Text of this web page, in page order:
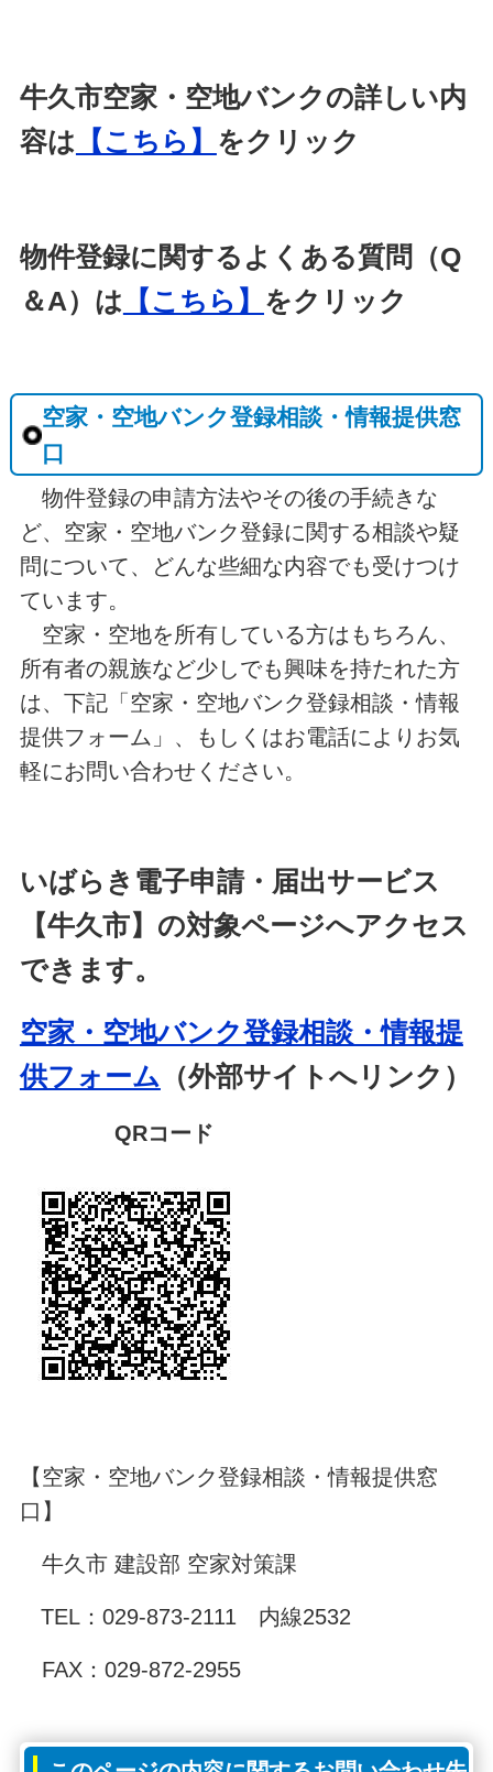
牛久市空家・空地バンクの詳しい内
容は 【こちら】 をクリック
物件登録に関するよくある質問（Q
＆A）は 【こちら】 をクリック
空家・空地バンク登録相談・情報提供窓
口
物件登録の申請方法やその後の手続きな
ど、空家・空地バンク登録に関する相談や疑
問について、どんな些細な内容でも受けつけ
ています。
空家・空地を所有している方はもちろん、
所有者の親族など少しでも興味を持たれた方
は、下記「空家・空地バンク登録相談・情報
提供フォーム」、もしくはお電話によりお気
軽にお問い合わせください。
いばらき電子申請・届出サービス
【牛久市】の対象ページへアクセス
できます。
空家・空地バンク登録相談・情報提
供フォーム （外部サイトへリンク）
QRコード
【空家・空地バンク登録相談・情報提供窓
口】
牛久市 建設部 空家対策課
TEL：029-873-2111 内線2532
FAX：029-872-2955